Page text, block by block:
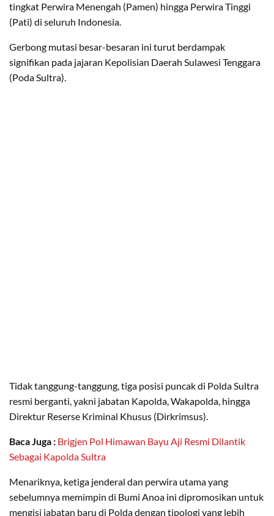
tingkat Perwira Menengah (Pamen) hingga Perwira Tinggi
(Pati) di seluruh Indonesia.
​Gerbong mutasi besar-besaran ini turut berdampak
signifikan pada jajaran Kepolisian Daerah Sulawesi Tenggara
(Poda Sultra).
Tidak tanggung-tanggung, tiga posisi puncak di Polda Sultra
resmi berganti, yakni jabatan Kapolda, Wakapolda, hingga
Direktur Reserse Kriminal Khusus (Dirkrimsus).
Baca Juga : Brigjen Pol Himawan Bayu Aji Resmi Dilantik
Sebagai Kapolda Sultra
​Menariknya, ketiga jenderal dan perwira utama yang
sebelumnya memimpin di Bumi Anoa ini dipromosikan untuk
mengisi jabatan baru di Polda dengan tipologi yang lebih